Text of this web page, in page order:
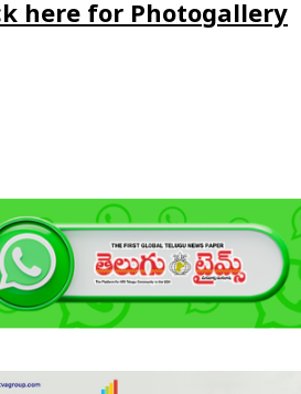
here for Photogallery